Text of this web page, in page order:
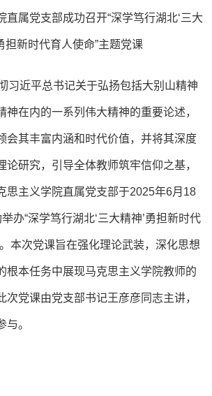
直属党支部成功召开“深学笃行湖北‘三大
担新时代育人使命”主题党课
习近平总书记关于弘扬包括大别山精神
神在内的一系列伟大精神的重要论述，
会其丰富内涵和时代价值，并将其深度
论研究，引导全体教师筑牢信仰之基，
思主义学院直属党支部于2025年6月18
办“深学笃行湖北‘三大精神’勇担新时代
本次党课旨在强化理论武装，深化思想
根本任务中展现马克思主义学院教师的
次党课由党支部书记王彦彦同志主讲，
。